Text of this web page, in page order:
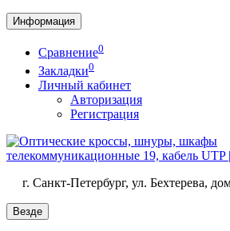
Информация
Сравнение0
Закладки0
Личный кабинет
Авторизация
Регистрация
г. Санкт-Петербург, ул. Бехтерева,
Везде